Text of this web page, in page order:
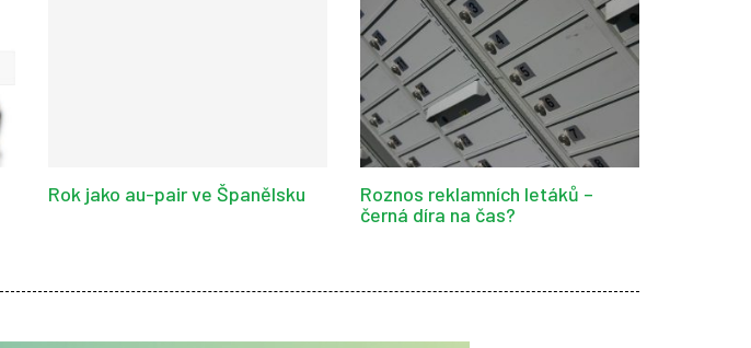
Rok jako au-pair ve Španělsku
Roznos reklamních letáků –
černá díra na čas?